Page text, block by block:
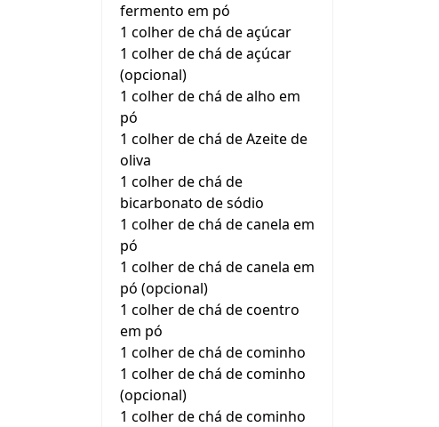
fermento em pó
1 colher de chá de açúcar
1 colher de chá de açúcar
(opcional)
1 colher de chá de alho em
pó
1 colher de chá de Azeite de
oliva
1 colher de chá de
bicarbonato de sódio
1 colher de chá de canela em
pó
1 colher de chá de canela em
pó (opcional)
1 colher de chá de coentro
em pó
1 colher de chá de cominho
1 colher de chá de cominho
(opcional)
1 colher de chá de cominho